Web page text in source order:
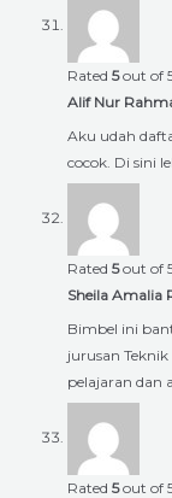
Rated 5out of
Alif Nur
Aku udah
cocok. Di sini
Rated 5out of
Sheila Amalia
Bimbel ini
jurusan
pelajaran dan
Rated 5out of